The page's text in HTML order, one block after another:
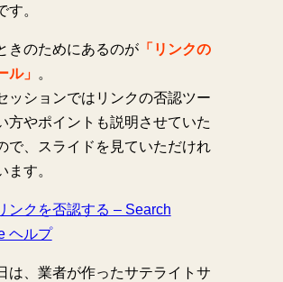
す。
きのためにあるのが「リンクの
ル」 。
ッションではリンクの否認ツー
方やポイントも説明させていた
で、スライドを見ていただけれ
ます。
ンクを否認する – Search
ヘルプ
は、業者が作ったサテライトサ